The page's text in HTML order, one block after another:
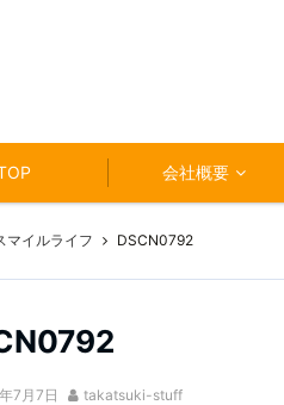
会社概要
マイルライフ DSCN0792
7月7日 takatsuki-stuff